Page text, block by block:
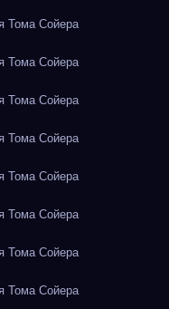
Тома Сойера
Тома Сойера
Тома Сойера
Тома Сойера
Тома Сойера
Тома Сойера
Тома Сойера
Тома Сойера